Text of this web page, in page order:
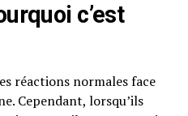
c’est
réactions normales face
Cependant, lorsqu’ils